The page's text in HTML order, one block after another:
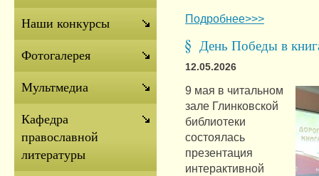
Подробнее>>>
День Победы в
12.05.2026
9 мая в читальном
зале Глинковской
библиотеки
состоялась
презентация
интерактивной
Наши конкурсы
Фотогалерея
Мультмедиа
Кафедра
православной
литературы